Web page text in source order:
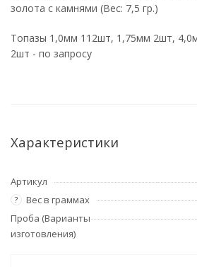
золота с камнями (Вес: 7,5 гр.)
Топазы 1,0мм 112шт, 1,75мм 2шт,
2шт - по запросу
Характеристики
Артикул
? Вес в граммах
Проба (Варианты
изготовления)